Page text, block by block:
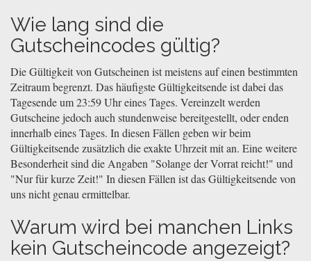
Wie lang sind die
Gutscheincodes gültig?
Die Gültigkeit von Gutscheinen ist meistens auf einen bestimmten
Zeitraum begrenzt. Das häufigste Gültigkeitsende ist dabei das
Tagesende um 23:59 Uhr eines Tages. Vereinzelt werden
Gutscheine jedoch auch stundenweise bereitgestellt, oder enden
innerhalb eines Tages. In diesen Fällen geben wir beim
Gültigkeitsende zusätzlich die exakte Uhrzeit mit an. Eine weitere
Besonderheit sind die Angaben "Solange der Vorrat reicht!" und
"Nur für kurze Zeit!" In diesen Fällen ist das Gültigkeitsende von
uns nicht genau ermittelbar.
Warum wird bei manchen Links
kein Gutscheincode angezeigt?